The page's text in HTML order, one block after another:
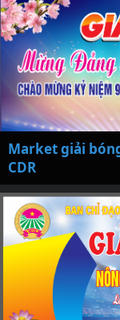
Market giải
CDR